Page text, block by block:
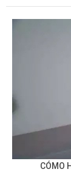
CÓMO